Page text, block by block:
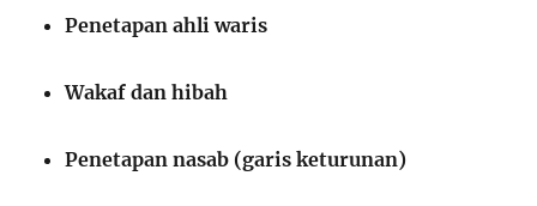
Penetapan ahli waris
Wakaf dan hibah
Penetapan nasab (garis keturunan)